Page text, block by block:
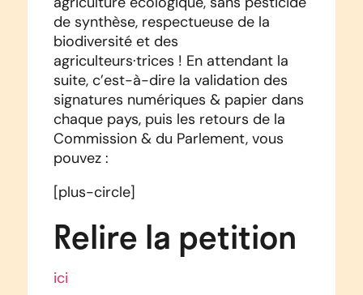
de synthèse, respectueuse de la
biodiversité et des
agriculteurs·trices ! En attendant la
suite, c’est-à-dire la validation des
signatures numériques & papier dans
chaque pays, puis les retours de la
Commission & du Parlement, vous
pouvez :
[plus-circle]
Relire la petition
ici